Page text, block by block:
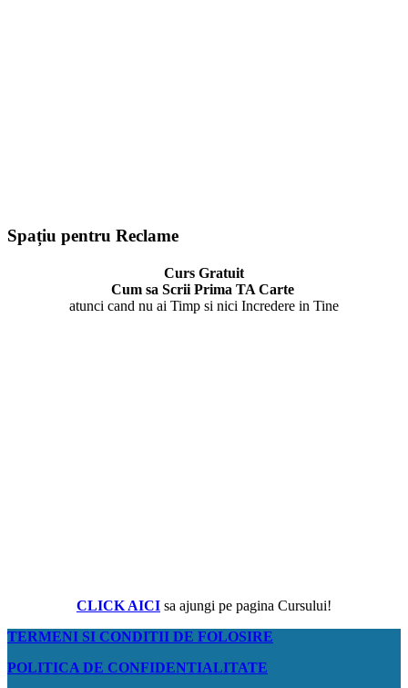
Spațiu pentru Reclame
Curs Gratuit
Cum sa Scrii Prima TA Carte
atunci cand nu ai Timp si nici Incredere in Tine
CLICK AICI sa ajungi pe pagina Cursului!
TERMENI SI CONDITII DE FOLOSIRE
POLITICA DE CONFIDENTIALITATE